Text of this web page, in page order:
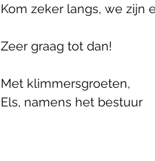
Kom zeker langs, we zijn
Zeer graag tot dan!
Met klimmersgroeten,
Els, namens het bestuur